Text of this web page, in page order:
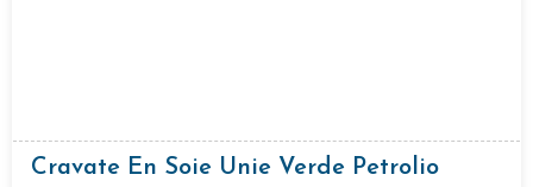
Cravate En Soie Unie Verde Petrolio